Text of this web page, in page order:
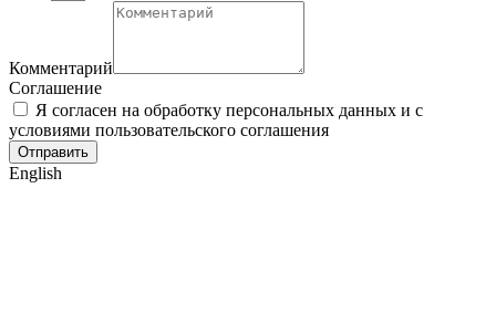
Комментарий
Соглашение
Я согласен на обработку персональных данных и с
условиями пользовательского соглашения
Отправить
English